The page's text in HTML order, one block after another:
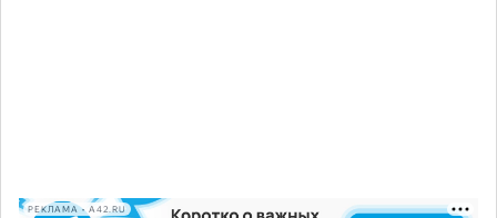
РЕКЛАМА • A42.RU